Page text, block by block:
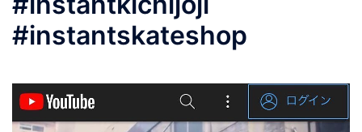
#instantskateshop